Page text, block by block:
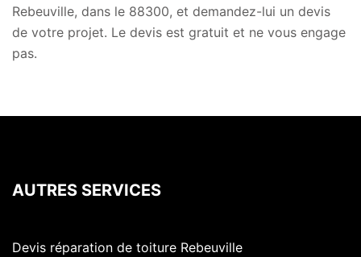
Rebeuville, dans le 88300, et demandez-lui un devis
de votre projet. Le devis est gratuit et ne vous engage
pas.
AUTRES SERVICES
Devis réparation de toiture Rebeuville